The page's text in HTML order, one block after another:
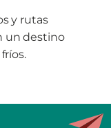
y rutas
un destino